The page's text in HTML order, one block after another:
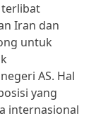
terlibat
Iran dan
untuk
AS. Hal
yang
internasional